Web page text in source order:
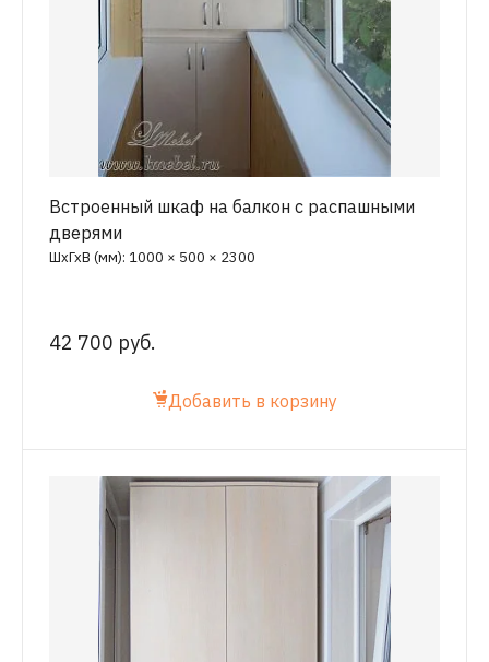
Встроенный шкаф на балкон с распашными
дверями
ШхГхВ (мм): 1000 × 500 × 2300
42 700 руб.
Добавить в корзину